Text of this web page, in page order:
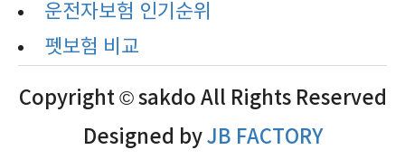
운전자보험 인기순위
펫보험 비교
Copyright © sakdo All Rights Reserved
Designed byJB FACTORY